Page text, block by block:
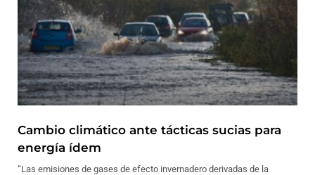
Cambio climático ante tácticas sucias para
energía ídem
“Las emisiones de gases de efecto invernadero derivadas de la